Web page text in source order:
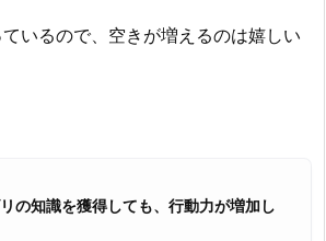
いるので、空きが増えるのは嬉しい
の知識を獲得しても、行動力が増加し